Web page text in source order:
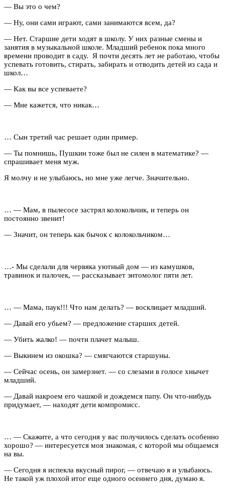
— Вы это о чем?
— Ну, они сами играют, сами занимаются всем, да?
— Нет. Старшие дети ходят в школу. У них разные смены и
занятия в музыкальной школе. Младший ребенок пока много
времени проводит в саду. Я почти десять лет не работаю, чтобы
успевать готовить, стирать, забирать и отводить детей из сада и
школ…
— Как вы все успеваете?
— Мне кажется, что никак…
… Сын третий час решает один пример.
— Ты помнишь, Пушкин тоже был не силен в математике? —
спрашивает меня муж.
Я молчу и не улыбаюсь, но мне уже легче. Значительно.
… — Мам, в пылесосе застрял колокольчик, и теперь он
постоянно звенит!
— Значит, он теперь как бычок с колокольчиком…
…- Мы сделали для червяка уютный дом — из камушков,
травинок и палочек, — рассказывает энтомолог пяти лет.
… — Мама, паук!!! Что нам делать? — восклицает младший.
— Давай его убьем? — предложение старших детей.
— Убить жалко! — почти плачет малыш.
— Выкинем из окошка? — смягчаются старшуны.
— Сейчас осень, он замерзнет. — со слезами в голосе хнычет
младший.
— Давай накроем его чашкой и дождемся папу. Он что-нибудь
придумает, — находят дети компромисс.
… — Скажите, а что сегодня у вас получилось сделать особенно
хорошо? — интересуется моя знакомая, с которой мы общаемся
на вы.
— Сегодня я испекла вкусный пирог, — отвечаю я и улыбаюсь.
Не такой уж плохой итог еще одного осеннего дня, думаю я.